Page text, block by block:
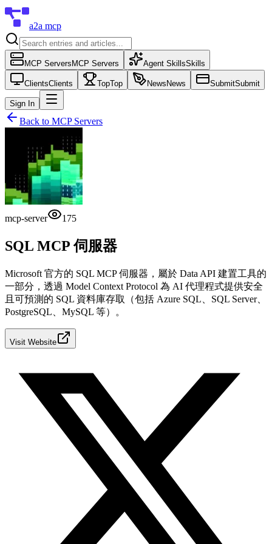
a2a mcp
MCP Servers MCP Servers Agent SkillsSkills
ClientsClients TopTop News News SubmitSubmit
Sign In
Back to MCP Servers
mcp-server 175
SQL MCP 伺服器
Microsoft 官方的 SQL MCP 伺服器，屬於 Data API 建置工具的
一部分，透過 Model Context Protocol 為 AI 代理程式提供安全
且可預測的 SQL 資料庫存取（包括 Azure SQL、SQL Server、
PostgreSQL、MySQL 等）。
Visit Website